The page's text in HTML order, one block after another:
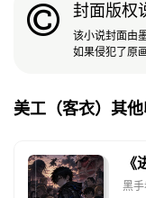
封面版权
该小说封面由
如果侵犯了原
美工（客衣）其
黑